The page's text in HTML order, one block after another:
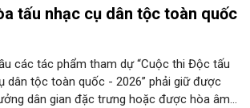
tấu nhạc cụ dân tộc toàn quốc
các tác phẩm tham dự “Cuộc thi Độc tấu
dân tộc toàn quốc - 2026” phải giữ được
dân gian đặc trưng hoặc được hòa âm,